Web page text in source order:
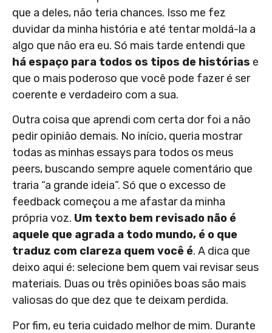
que a deles, não teria chances. Isso me fez
duvidar da minha história e até tentar moldá-la a
algo que não era eu. Só mais tarde entendi que
há espaço para todos os tipos de histórias e
que o mais poderoso que você pode fazer é ser
coerente e verdadeiro com a sua.
Outra coisa que aprendi com certa dor foi a não
pedir opinião demais. No início, queria mostrar
todas as minhas essays para todos os meus
peers, buscando sempre aquele comentário que
traria “a grande ideia”. Só que o excesso de
feedback começou a me afastar da minha
própria voz. Um texto bem revisado não é
aquele que agrada a todo mundo, é o que
traduz com clareza quem você é. A dica que
deixo aqui é: selecione bem quem vai revisar seus
materiais. Duas ou três opiniões boas são mais
valiosas do que dez que te deixam perdida.
Por fim, eu teria cuidado melhor de mim. Durante